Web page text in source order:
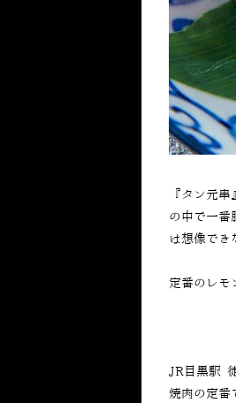
『タン元
の中で一番
は想像でき
定番のレモ
JR目黒駅
焼肉の定番